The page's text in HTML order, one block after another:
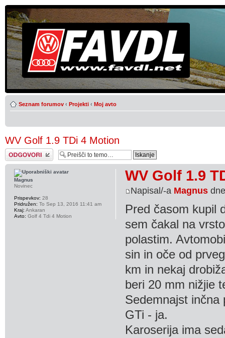
Seznam forumov ‹ Projekti ‹ Moj avto
WV Golf 1.9 TDi 4 Motion
Napiši odgovor
WV Golf 1.9
Napisal/-a Magnus
Pred časom kupil
sem čakal na
polastim.
sin in oče od
km in nekaj
beri 20 mm nižjie
Sedemnajst inčna
GTi - ja.
Karoserija ima
Magnus
Novinec
Prispevkov: 28
Pridružen: To Sep 13, 2016 11:41 am
Kraj: Ankaran
Avto: Golf 4 Tdi 4 Motion